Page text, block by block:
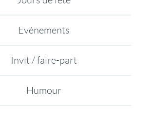
Evénements
Invit / faire-part
Humour